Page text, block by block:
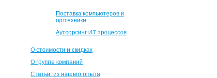
Поставка компьютеров и
оргтехники
Аутсорсинг ИТ процессов
О стоимости и скидках
О группе компаний
Статьи: из нашего опыта